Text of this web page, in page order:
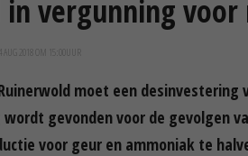
vergunning
04 AUG 2018 OM 15:00
moet een desinvestering
gevonden voor de gevolgen
voor geur en ammoniak te